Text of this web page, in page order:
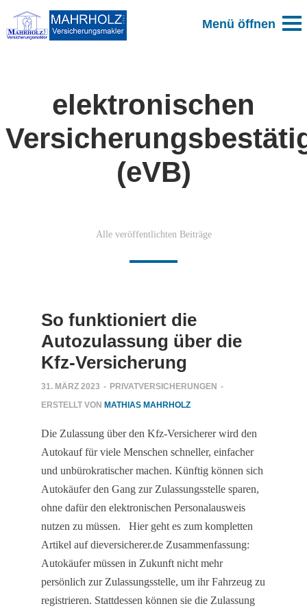
elektronischen
(eVB)
Alle veröffentlichten Beiträge
So funktioniert die
Autozulassung über die
Kfz-Versicherung
31. MÄRZ 2023 - PRIVATVERSICHERUNGEN -
ERSTELLT VON MATHIAS MAHRHOLZ
Die Zulassung über den Kfz-Versicherer wird den
Autokauf für viele Menschen schneller, einfacher
und unbürokratischer machen. Künftig können sich
Autokäufer den Gang zur Zulassungsstelle sparen,
ohne dafür den elektronischen Personalausweis
nutzen zu müssen. Hier geht es zum kompletten
Artikel auf dieversicherer.de Zusammenfassung:
Autokäufer müssen in Zukunft nicht mehr
persönlich zur Zulassungsstelle, um ihr Fahrzeug zu
registrieren. Stattdessen können sie die Zulassung